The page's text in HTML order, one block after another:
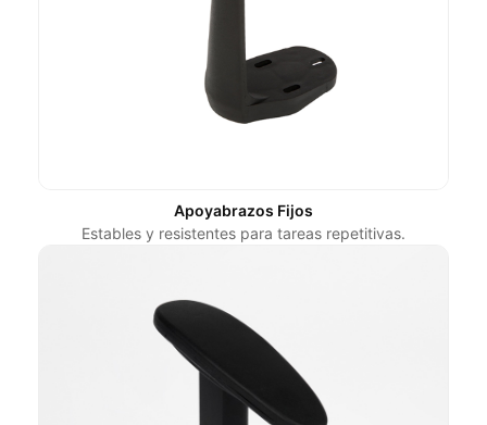
Apoyabrazos Fijos
Estables y resistentes para tareas repetitivas.